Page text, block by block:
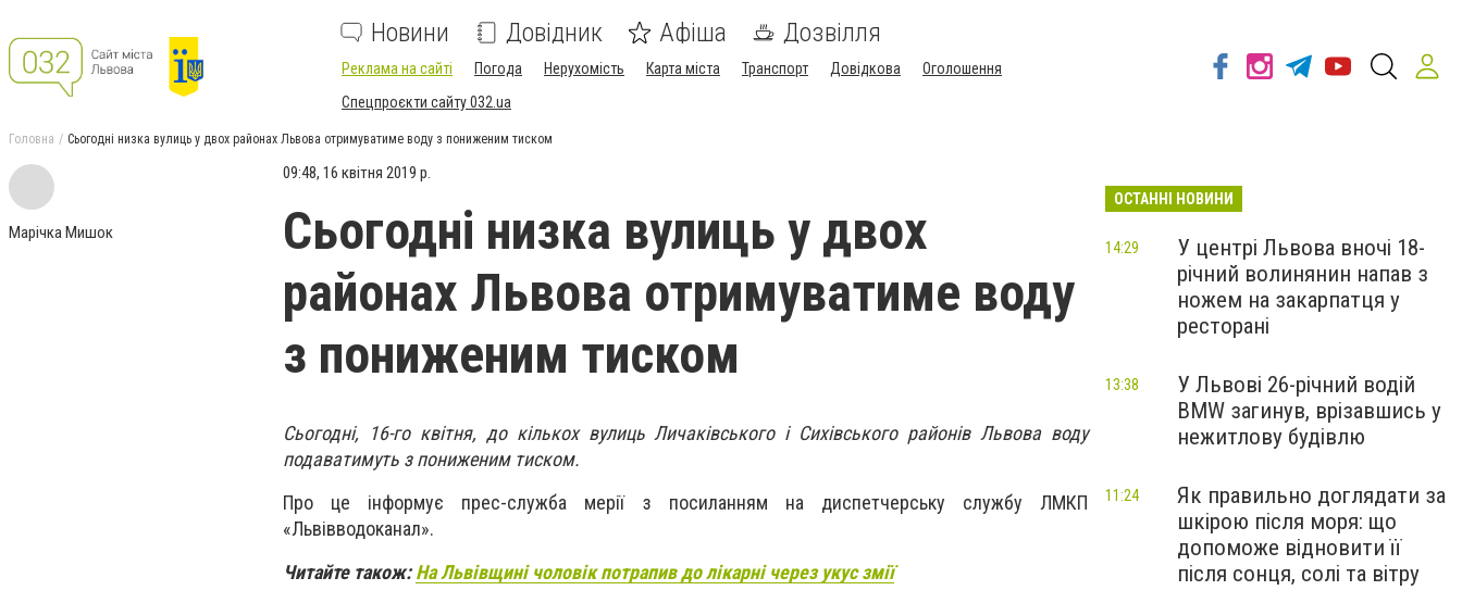
Новини Довідник Афіша Дозвілля
Реклама на сайті Погода Нерухомість Карта міста Транспорт Довідкова
Оголошення
Спецпроєкти сайту 032.ua
Головна Сьогодні низка вулиць у двох районах Львова отримуватиме воду з пониженим тиском
Марічка Мишок
09:48, 16 квітня 2019 р.
Сьогодні низка вулиць у двох
районах Львова отримуватиме воду
з пониженим тиском
Сьогодні, 16-го квітня, до кількох вулиць Личаківського і Сихівського районів Львова воду
подаватимуть з пониженим тиском.
Про це інформує прес-служба мерії з посиланням на диспетчерську службу ЛМКП
«Львівводоканал».
Читайте також:На Львівщині чоловік потрапив до лікарні через укус змії
ОСТАННІ НОВИНИ
У центрі Львова вночі 18-
річний волинянин напав з
ножем на закарпатця у
ресторані
14:29
У Львові 26-річний водій
BMW загинув, врізавшись у
нежитлову будівлю
13:38
Як правильно доглядати за
шкірою після моря: що
допоможе відновити її
після сонця, солі та вітру
11:24